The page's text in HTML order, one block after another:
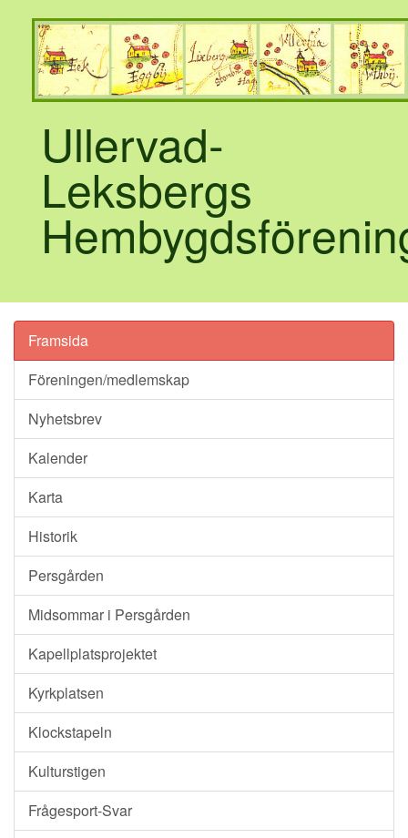
Ullervad-
Leksbergs
Framsida
Föreningen/medlemskap
Nyhetsbrev
Kalender
Karta
Historik
Persgården
Midsommar i Persgården
Kapellplatsprojektet
Kyrkplatsen
Klockstapeln
Kulturstigen
Frågesport-Svar